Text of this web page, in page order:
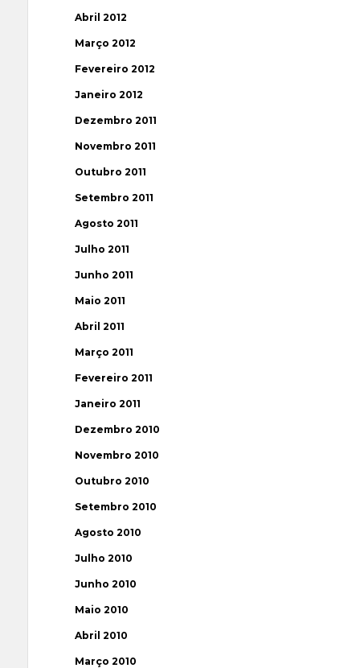
Abril 2012
Março 2012
Fevereiro 2012
Janeiro 2012
Dezembro 2011
Novembro 2011
Outubro 2011
Setembro 2011
Agosto 2011
Julho 2011
Junho 2011
Maio 2011
Abril 2011
Março 2011
Fevereiro 2011
Janeiro 2011
Dezembro 2010
Novembro 2010
Outubro 2010
Setembro 2010
Agosto 2010
Julho 2010
Junho 2010
Maio 2010
Abril 2010
Março 2010